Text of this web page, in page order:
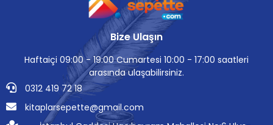
Bize Ulaşın
Haftaiçi 09:00 - 19:00 Cumartesi 10:00 - 17:00 saatleri
arasında ulaşabilirsiniz.
0312 419 72 18
kitaplarsepette@gmail.com